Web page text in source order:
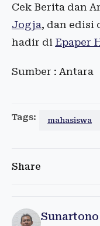
Cek Berita dan
Jogja, dan edisi
hadir di Epaper
Sumber : Antara
Tags: mahasiswa
Share
Sunartono